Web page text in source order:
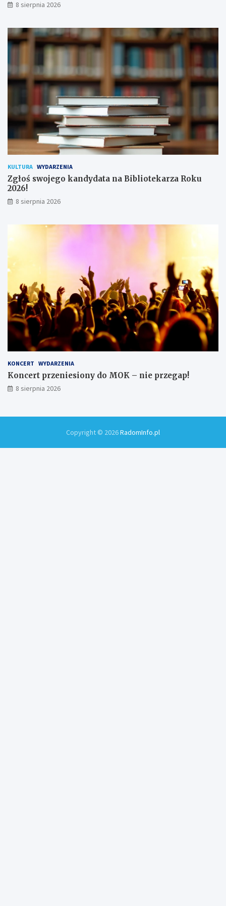
p
a
n
!
m
d
y
h
u
ż
o
n
i
ó
w
8 sierpnia 2026
KULTURA WYDARZENIA
Zgłoś swojego kandydata na Bibliotekarza Roku
2026!
8 sierpnia 2026
KONCERT WYDARZENIA
Koncert przeniesiony do MOK – nie przegap!
8 sierpnia 2026
Copyright © 2026RadomInfo.pl